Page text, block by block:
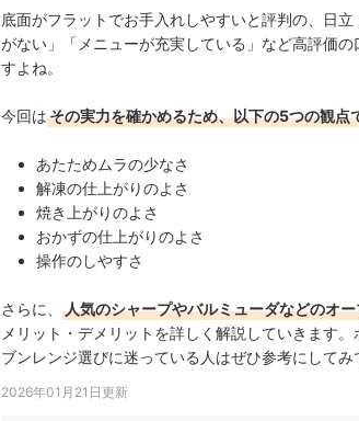
底面がフラットでお手入れしやすいと評判の、日
がない」「メニューが充実している」など高評価
すよね。
今回はその実力を確かめるため、以下の5つの観点
あたためムラの少なさ
解凍の仕上がりのよさ
焼き上がりのよさ
おかずの仕上がりのよさ
操作のしやすさ
さらに、 人気のシャープやバルミューダなどのオ
メリット・デメリットを詳しく解説していきます
ブンレンジ選びに迷っている人はぜひ参考にしてみ
2026年01月21日更新